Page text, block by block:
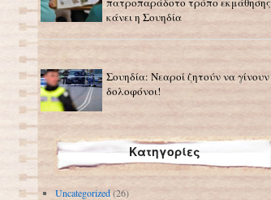
κάνει η Σουηδία
Σουηδία: Νεαροί ζητούν να γίνουν
δολοφόνοι!
Κατηγορίες
Uncategorized (26)